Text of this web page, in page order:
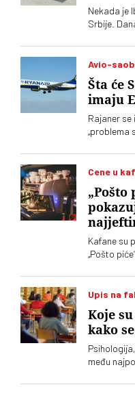
Nekada je
Srbije.
Sedam
Veliki,
pomerila
Avio-
Šta će
imaju
Rajaner se
„problema
Cene u
„Pošto
Kafane su
„Pošto
Upis na
Koje
kako
među
oglasa za